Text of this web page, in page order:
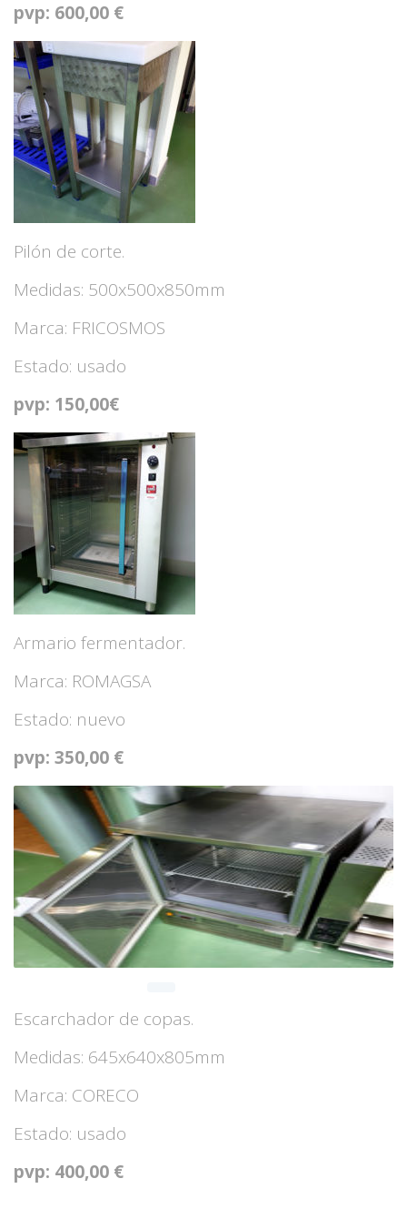
pvp: 600,00 €
Pilón de corte.
Medidas: 500x500x850mm
Marca: FRICOSMOS
Estado: usado
pvp: 150,00€
Armario fermentador.
Marca: ROMAGSA
Estado: nuevo
pvp: 350,00 €
Escarchador de copas.
Medidas: 645x640x805mm
Marca: CORECO
Estado: usado
pvp: 400,00 €